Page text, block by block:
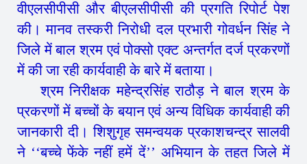
वीएलसीपीसी और बीएलसीपीसी की प्रगति रिपोर्ट पेश
की। मानव तस्करी निरोधी दल प्रभारी गोवर्धन सिंह ने
जिले में बाल श्रम एवं पोक्सो एक्ट अन्तर्गत दर्ज प्रकरणों
में की जा रही कार्यवाही के बारे में बताया।
श्रम निरीक्षक महेन्द्रसिंह राठौड़ ने बाल श्रम के
प्रकरणों में बच्चों के बयान एवं अन्य विधिक कार्यवाही की
जानकारी दी। शिशुगृह समन्वयक प्रकाशचन्द्र सालवी
ने ‘‘बच्चे फेंके नहीं हमें दें’’ अभियान के तहत जिले में